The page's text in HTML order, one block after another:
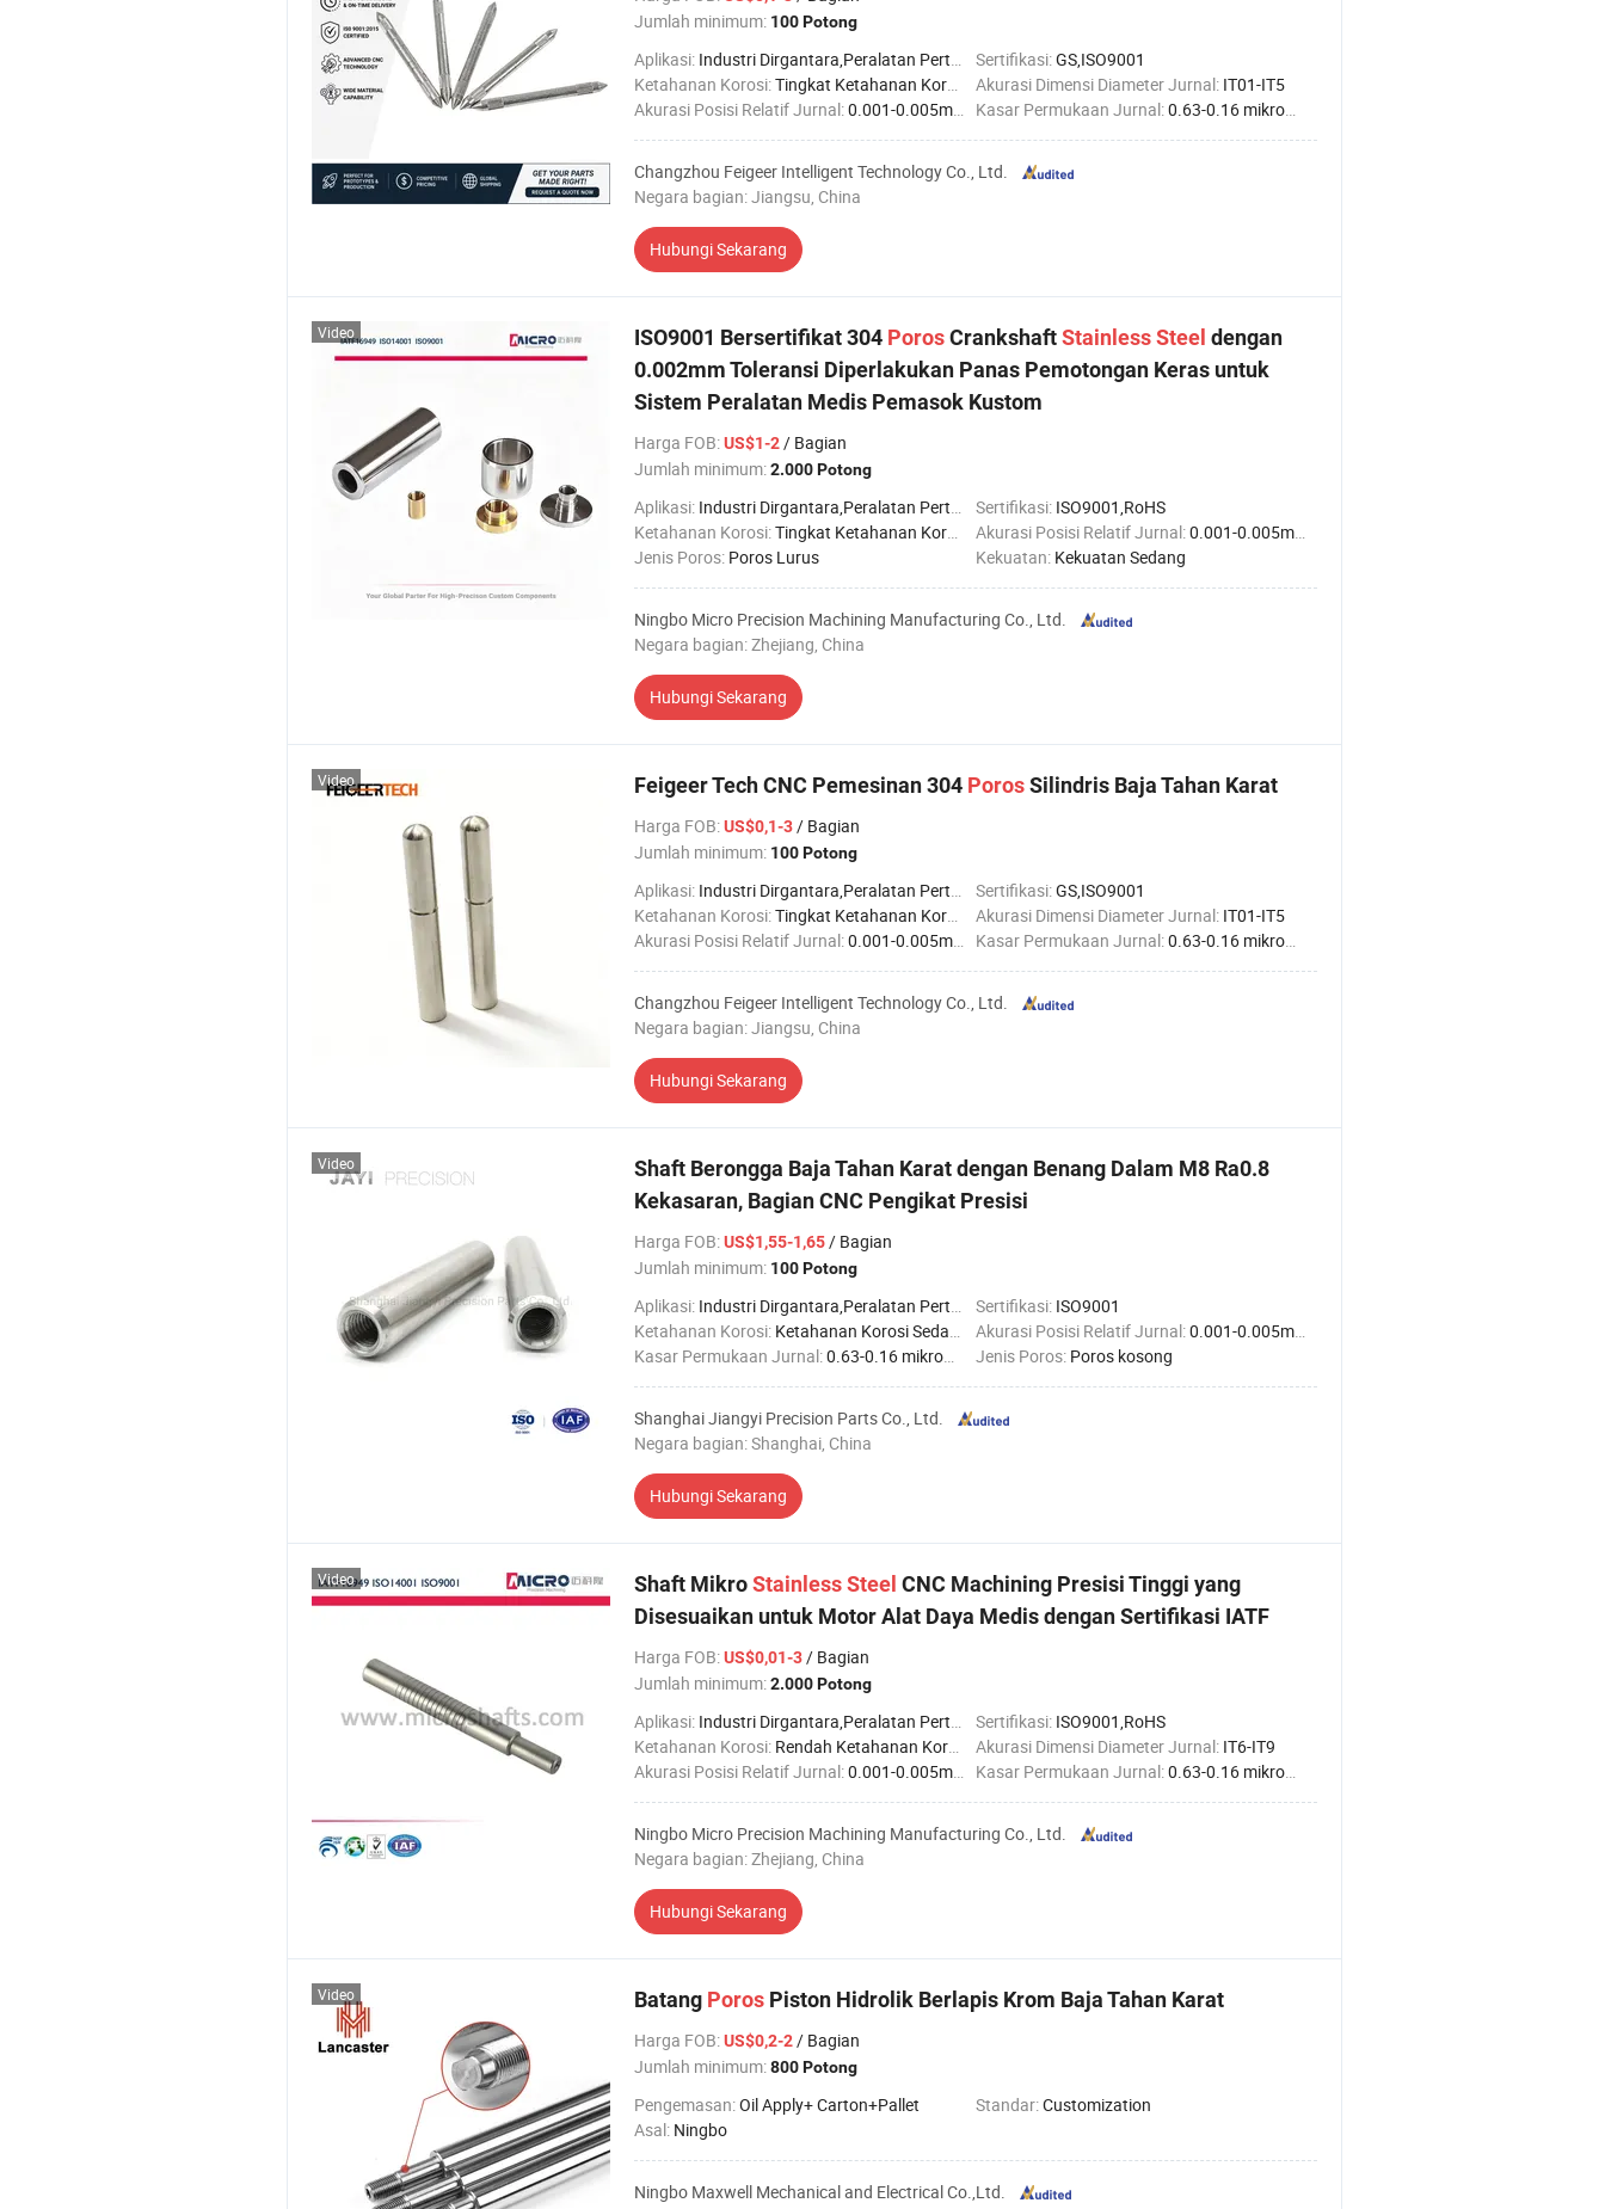
Jumlah minimum: 100 Potong
Aplikasi: Industri Dirgantara,Peralatan Pertanian,Industri Otomotif,Industri Konstruksi,Industri Kelautan,Industri Kedokteran,Industri Robotika Sertifikasi:GS,ISO9001
Ketahanan Korosi:Tingkat Ketahanan Korosi Tinggi Akurasi Dimensi Diameter Jurnal: IT01-IT5
Akurasi Posisi Relatif Jurnal:0.001-0.005mm Kasar Permukaan Jurnal:0.63-0.16 mikrometer
Changzhou Feigeer Intelligent Technology Co., Ltd.
Negara bagian: Jiangsu, China
Hubungi Sekarang
ISO9001 Bersertifikat 304 PorosCrankshaftStainlessSteel dengan
0.002mm Toleransi Diperlakukan Panas Pemotongan Keras untuk
Sistem Peralatan Medis Pemasok Kustom
Harga FOB:US$1-2/ Bagian
Jumlah minimum:2.000 Potong
Aplikasi: Industri Dirgantara,Peralatan Pertanian,Industri Otomotif,Industri Konstruksi,Industri Kelautan,Industri Kedokteran,Industri Robotika Sertifikasi: ISO9001,RoHS
Ketahanan Korosi:Tingkat Ketahanan Korosi Tinggi Akurasi Posisi Relatif Jurnal:0.001-0.005mm
Jenis Poros: Poros Lurus Kekuatan: Kekuatan Sedang
Ningbo Micro Precision Machining Manufacturing Co., Ltd.
Negara bagian: Zhejiang, China
Hubungi Sekarang
Video
Feigeer Tech CNC Pemesinan 304 PorosSilindris Baja Tahan Karat
Harga FOB:US$0,1-3/ Bagian
Jumlah minimum: 100 Potong
Aplikasi: Industri Dirgantara,Peralatan Pertanian,Industri Otomotif,Industri Konstruksi,Industri Kelautan,Industri Kedokteran,Industri Robotika Sertifikasi:GS,ISO9001
Ketahanan Korosi:Tingkat Ketahanan Korosi Tinggi Akurasi Dimensi Diameter Jurnal: IT01-IT5
Akurasi Posisi Relatif Jurnal:0.001-0.005mm Kasar Permukaan Jurnal:0.63-0.16 mikrometer
Changzhou Feigeer Intelligent Technology Co., Ltd.
Negara bagian: Jiangsu, China
Hubungi Sekarang
Video
Shaft Berongga Baja Tahan Karat dengan Benang Dalam M8 Ra0.8
Kekasaran, Bagian CNC Pengikat Presisi
Harga FOB:US$1,55-1,65/ Bagian
Jumlah minimum: 100 Potong
Aplikasi: Industri Dirgantara,Peralatan Pertanian,Industri Otomotif,Industri Konstruksi,Industri Kelautan,Industri Kedokteran,Industri Robotika Sertifikasi: ISO9001
Ketahanan Korosi: Ketahanan Korosi Sedang Akurasi Posisi Relatif Jurnal:0.001-0.005mm
Kasar Permukaan Jurnal:0.63-0.16 mikrometer Jenis Poros: Poros kosong
Shanghai Jiangyi Precision Parts Co., Ltd.
Negara bagian: Shanghai, China
Hubungi Sekarang
Video
Shaft MikroStainlessSteel CNC Machining Presisi Tinggi yang
Disesuaikan untuk Motor Alat Daya Medis dengan Sertifikasi IATF
Harga FOB:US$0,01-3/ Bagian
Jumlah minimum:2.000 Potong
Aplikasi: Industri Dirgantara,Peralatan Pertanian,Industri Otomotif,Industri Konstruksi,Industri Kelautan,Industri Kedokteran,Industri Robotika Sertifikasi: ISO9001,RoHS
Ketahanan Korosi: Rendah Ketahanan Korosi Akurasi Dimensi Diameter Jurnal: IT6-IT9
Akurasi Posisi Relatif Jurnal:0.001-0.005mm Kasar Permukaan Jurnal:0.63-0.16 mikrometer
Ningbo Micro Precision Machining Manufacturing Co., Ltd.
Negara bagian: Zhejiang, China
Hubungi Sekarang
Video
Batang Poros Piston Hidrolik Berlapis Krom Baja Tahan Karat
Harga FOB:US$0,2-2/ Bagian
Jumlah minimum:800 Potong
Pengemasan:Oil Apply+ Carton+Pallet Standar:Customization
Asal: Ningbo
Ningbo Maxwell Mechanical and Electrical Co.,Ltd.
Video